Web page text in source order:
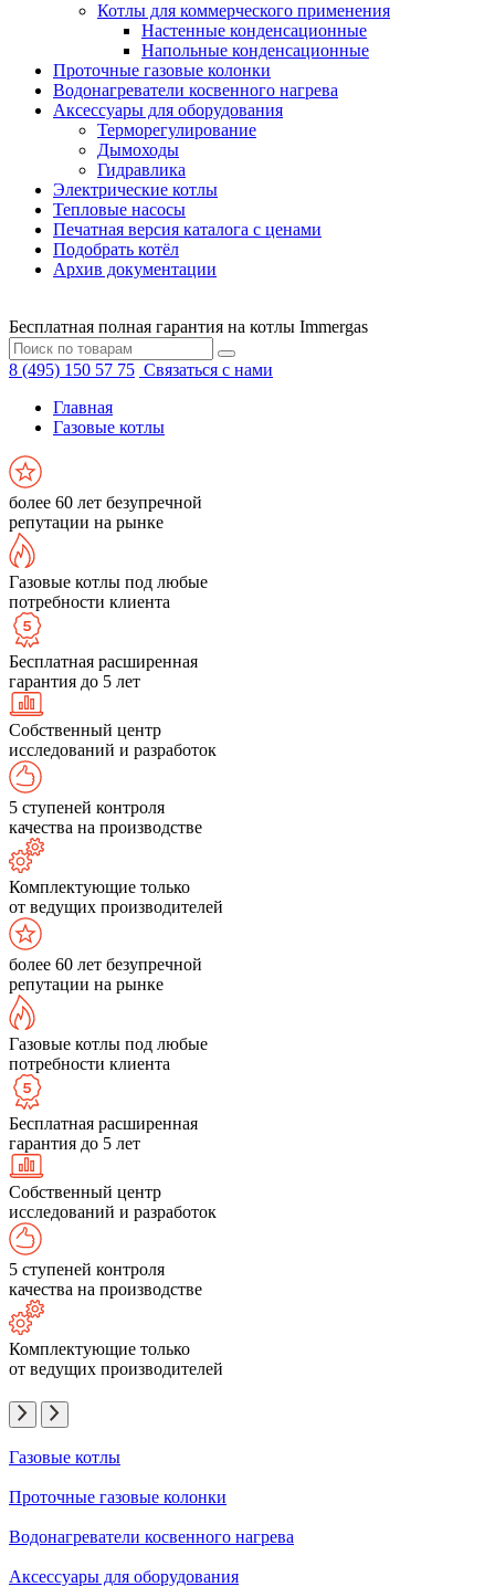
Котлы для коммерческого применения
Настенные конденсационные
Напольные конденсационные
Проточные газовые колонки
Водонагреватели косвенного нагрева
Аксессуары для оборудования
Терморегулирование
Дымоходы
Гидравлика
Электрические котлы
Тепловые насосы
Печатная версия каталога с ценами
Подобрать котёл
Архив документации
Бесплатная полная гарантия на котлы Immergas
8 (495) 150 57 75 Связаться с нами
Главная
Газовые котлы
более 60 лет безупречной
репутации на рынке
Газовые котлы под любые
потребности клиента
Бесплатная расширенная
гарантия до 5 лет
Собственный центр
исследований и разработок
5 ступеней контроля
качества на производстве
Комплектующие только
от ведущих производителей
более 60 лет безупречной
репутации на рынке
Газовые котлы под любые
потребности клиента
Бесплатная расширенная
гарантия до 5 лет
Собственный центр
исследований и разработок
5 ступеней контроля
качества на производстве
Комплектующие только
от ведущих производителей
Газовые котлы
Проточные газовые колонки
Водонагреватели косвенного нагрева
Аксессуары для оборудования